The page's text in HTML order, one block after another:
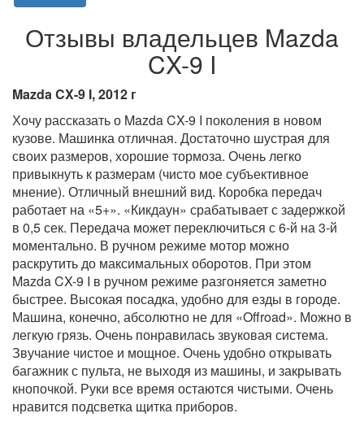
Отзывы владельцев Mazda
CX-9 I
Mazda CX-9 I, 2012 г
Хочу рассказать о Mazda CX-9 I поколения в новом
кузове. Машинка отличная. Достаточно шустрая для
своих размеров, хорошие тормоза. Очень легко
привыкнуть к размерам (чисто мое субъективное
мнение). Отличный внешний вид. Коробка передач
работает на «5+». «Кикдаун» срабатывает с задержкой
в 0,5 сек. Передача может переключиться с 6-й на 3-й
моментально. В ручном режиме мотор можно
раскрутить до максимальных оборотов. При этом
Mazda CX-9 I в ручном режиме разгоняется заметно
быстрее. Высокая посадка, удобно для езды в городе.
Машина, конечно, абсолютно не для «Offroad». Можно в
легкую грязь. Очень понравилась звуковая система.
Звучание чистое и мощное. Очень удобно открывать
багажник с пульта, не выходя из машины, и закрывать
кнопочкой. Руки все время остаются чистыми. Очень
нравится подсветка щитка приборов.